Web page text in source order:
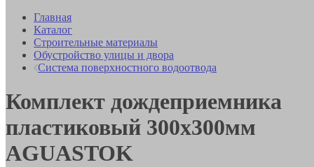
Главная
Каталог
Строительные материалы
Обустройство улицы и двора
Система поверхностного водоотвода
Комплект дождеприемника
пластиковый 300х300мм
AGUASTOK